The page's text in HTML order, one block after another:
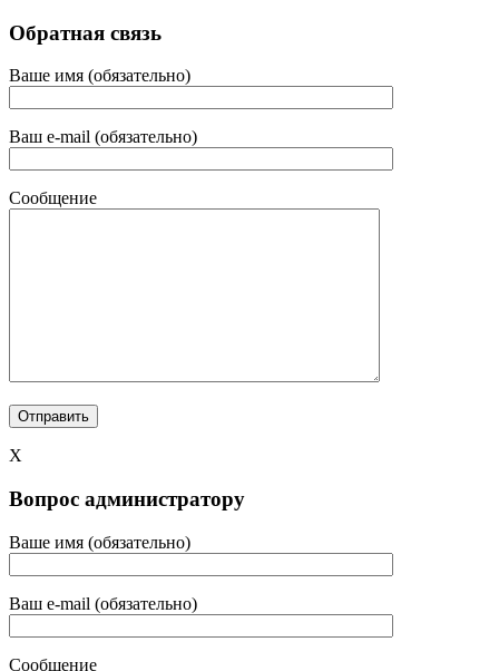
Обратная связь
Ваше имя (обязательно)
Ваш e-mail (обязательно)
Сообщение
X
Вопрос администратору
Ваше имя (обязательно)
Ваш e-mail (обязательно)
Сообщение